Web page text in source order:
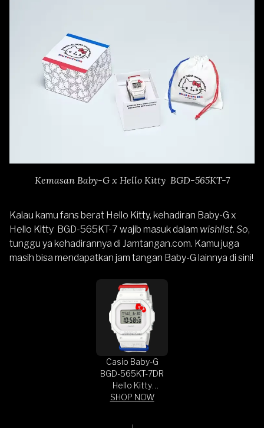
Kemasan Baby-G x Hello Kitty BGD-565KT-7
Kalau kamu fans berat Hello Kitty, kehadiran Baby-G x
Hello Kitty BGD-565KT-7 wajib masuk dalam wishlist. So,
tunggu ya kehadirannya di Jamtangan.com. Kamu juga
masih bisa mendapatkan jam tangan Baby-G lainnya di sini!
Casio Baby-G
BGD-565KT-7DR
Hello Kitty
Collaboration
SHOP NOW